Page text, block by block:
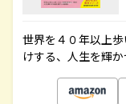
世界を４０年以上
けする、人生を輝